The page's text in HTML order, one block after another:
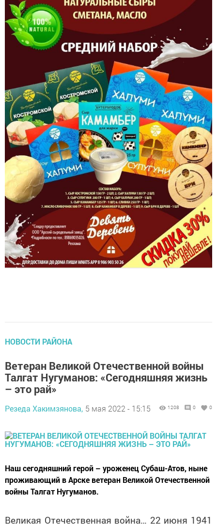
НОВОСТИ РАЙОНА
Ветеран Великой Отечественной войны
Талгат Нугуманов: «Сегодняшняя жизнь
– это рай»
Резеда Хакимзянова, 5 мая 2022 - 15:15
Наш сегодняшний герой – уроженец Субаш-Атов, ныне
проживающий в Арске ветеран Великой Отечественной
войны Талгат Нугуманов.
Великая Отечественная война… 22 июня 1941